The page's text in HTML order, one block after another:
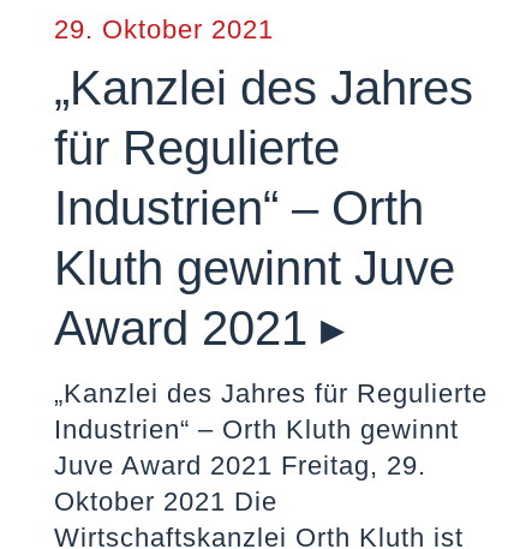
29. Oktober 2021
„Kanzlei des Jahres
für Regulierte
Industrien“ – Orth
Kluth gewinnt Juve
Award 2021 ▸
„Kanzlei des Jahres für Regulierte
Industrien“ – Orth Kluth gewinnt
Juve Award 2021 Freitag, 29.
Oktober 2021 Die
Wirtschaftskanzlei Orth Kluth ist